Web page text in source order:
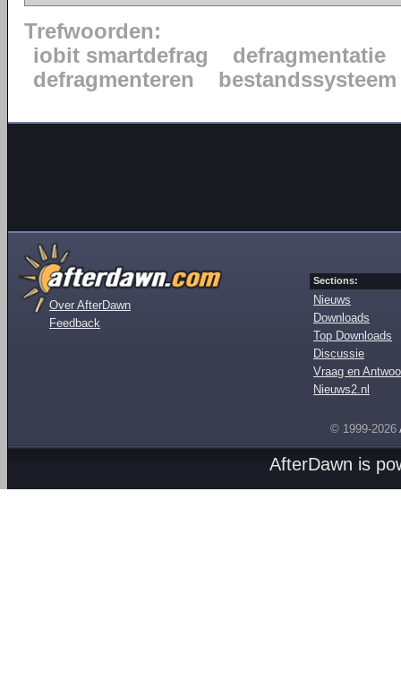
Trefwoorden:
iobit smartdefrag
defragmentatie
defragmenteren
bestandssysteem
Over AfterDawn
Feedback
Sections:
Nieuws
Downloads
Top Downloads
Discussie
Vraag en
Nieuws2.nl
© 1999-2026
AfterDawn is